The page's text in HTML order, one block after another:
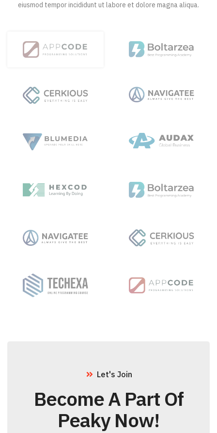
eiusmod tempor incididunt ut labore et dolore magna aliqua.
Let's Join
Become A Part Of
Peaky Now!